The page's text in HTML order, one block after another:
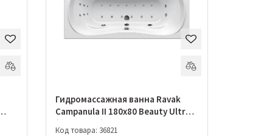
Гидромассажная ванна Ravak
Campanula II 180x80 Beauty Ultra
(GMSR1474)
Код товара: 36821